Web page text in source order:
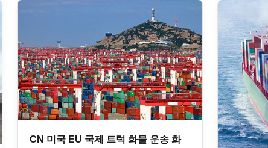
CN 미국 EU 국제 트럭 화물 운송 화